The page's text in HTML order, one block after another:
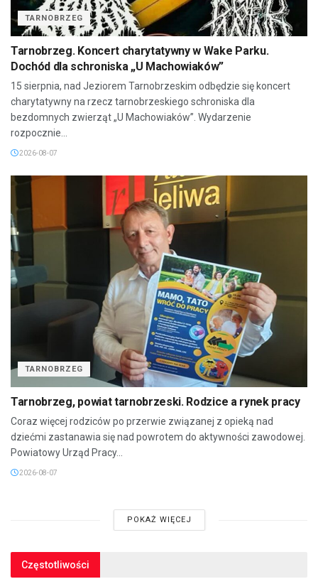
TARNOBRZEG
Tarnobrzeg. Koncert charytatywny w Wake Parku.
Dochód dla schroniska „U Machowiaków”
15 sierpnia, nad Jeziorem Tarnobrzeskim odbędzie się koncert
charytatywny na rzecz tarnobrzeskiego schroniska dla
bezdomnych zwierząt „U Machowiaków”. Wydarzenie
rozpocznie...
2026-08-07
TARNOBRZEG
Tarnobrzeg, powiat tarnobrzeski. Rodzice a rynek pracy
Coraz więcej rodziców po przerwie związanej z opieką nad
dziećmi zastanawia się nad powrotem do aktywności zawodowej.
Powiatowy Urząd Pracy...
2026-08-07
POKAŻ WIĘCEJ
Częstotliwości